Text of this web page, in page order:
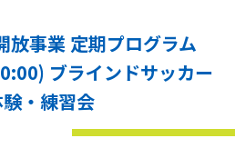
放事業 定期プログラム
ブラインドサッカー
・練習会